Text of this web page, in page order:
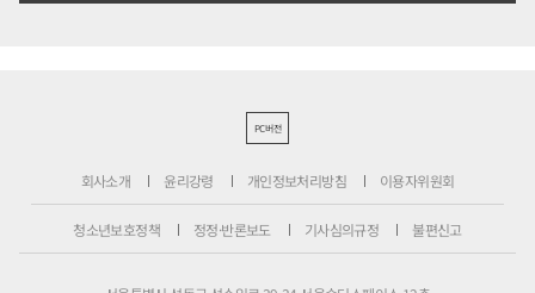
PC버전
회사소개 윤리강령 개인정보처리방침 이용자위원회
청소년보호정책 정정·반론보도 기사심의규정 불편신고